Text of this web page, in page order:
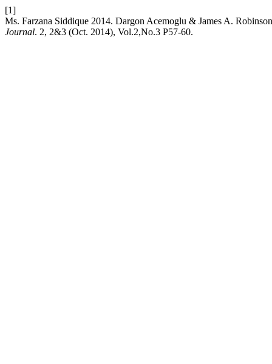
[1]
Ms. Farzana Siddique 2014. Dargon Acemoglu & James A.
Journal. 2, 2&3 (Oct. 2014), Vol.2,No.3 P57-60.